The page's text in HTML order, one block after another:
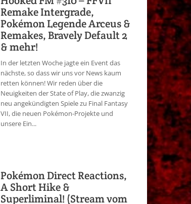
Remake Intergrade,
Pokémon Legende Arceus &
Remakes, Bravely Default 2
& mehr!
In der letzten Woche jagte ein Event das
nächste, so dass wir uns vor News kaum
retten können! Wir reden über die
Neuigkeiten der State of Play, die zwanzig
neu angekündigten Spiele zu Final Fantasy
VII, die neuen Pokémon-Projekte und
unsere Ein...
Pokémon Direct Reactions,
A Short Hike &
Superliminal! (Stream vom